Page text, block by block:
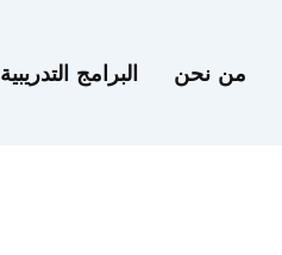
من نحن البرامج التدريبية